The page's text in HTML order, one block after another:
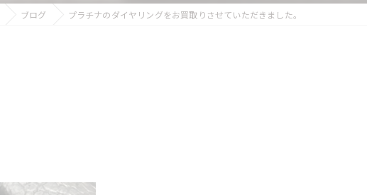
ブログ プラチナのダイヤリングをお買取りさせていただきました。